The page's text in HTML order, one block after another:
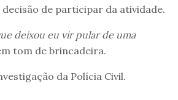
decisão de participar da atividade.
deixou eu vir pular de uma
tom de brincadeira.
da Polícia Civil.